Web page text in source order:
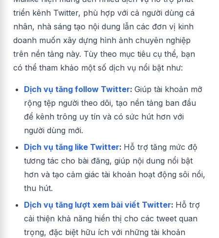
triển kênh Twitter, phù hợp với cả người dùng cá
nhân, nhà sáng tạo nội dung lẫn các đơn vị kinh
doanh muốn xây dựng hình ảnh chuyên nghiệp
trên nền tảng này. Tùy theo mục tiêu cụ thể, bạn
có thể tham khảo một số dịch vụ nổi bật như:
Dịch vụ tăng follow Twitter: Giúp tài khoản mở
rộng tệp người theo dõi, tạo nền tảng ban đầu
để kênh trông uy tín và có sức hút hơn với
người dùng mới.
Dịch vụ tăng like Twitter: Hỗ trợ tăng mức độ
tương tác cho bài đăng, giúp nội dung nổi bật
hơn và tạo cảm giác tài khoản hoạt động sôi nổi,
thu hút.
Dịch vụ tăng lượt xem bài viết Twitter: Hỗ trợ
cải thiện khả năng hiển thị cho các tweet quan
trọng, đặc biệt hữu ích với những tài khoản